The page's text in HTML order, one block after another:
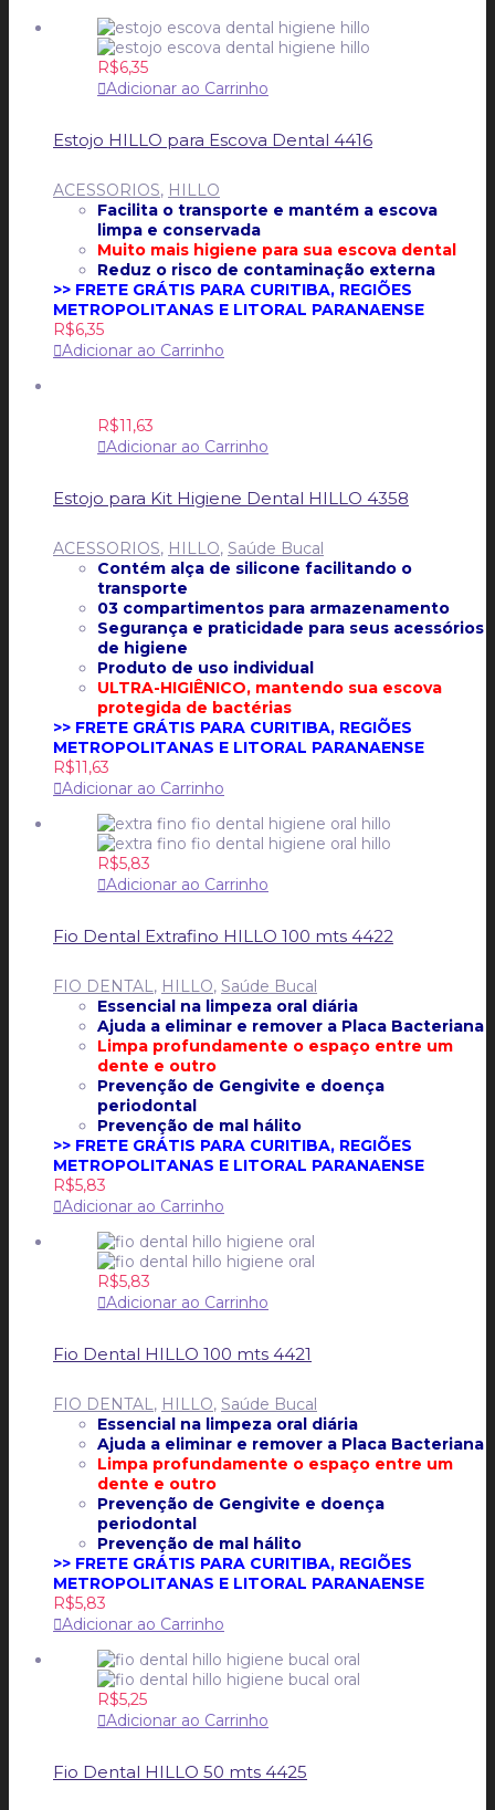
R$6,35
Adicionar ao Carrinho
Estojo HILLO para Escova Dental 4416
ACESSORIOS, HILLO
Facilita o transporte e mantém a escova
limpa e conservada
Muito mais higiene para sua escova dental
Reduz o risco de contaminação externa
>> FRETE GRÁTIS PARA CURITIBA, REGIÕES
METROPOLITANAS E LITORAL PARANAENSE
R$6,35
Adicionar ao Carrinho
R$11,63
Adicionar ao Carrinho
Estojo para Kit Higiene Dental HILLO 4358
ACESSORIOS, HILLO, Saúde Bucal
Contém alça de silicone facilitando o
transporte
03 compartimentos para armazenamento
Segurança e praticidade para seus acessórios
de higiene
Produto de uso individual
ULTRA-HIGIÊNICO, mantendo sua escova
protegida de bactérias
>> FRETE GRÁTIS PARA CURITIBA, REGIÕES
METROPOLITANAS E LITORAL PARANAENSE
R$11,63
Adicionar ao Carrinho
R$5,83
Adicionar ao Carrinho
Fio Dental Extrafino HILLO 100 mts 4422
FIO DENTAL, HILLO, Saúde Bucal
Essencial na limpeza oral diária
Ajuda a eliminar e remover a Placa Bacteriana
Limpa profundamente o espaço entre um
dente e outro
Prevenção de Gengivite e doença
periodontal
Prevenção de mal hálito
>> FRETE GRÁTIS PARA CURITIBA, REGIÕES
METROPOLITANAS E LITORAL PARANAENSE
R$5,83
Adicionar ao Carrinho
R$5,83
Adicionar ao Carrinho
Fio Dental HILLO 100 mts 4421
FIO DENTAL, HILLO, Saúde Bucal
Essencial na limpeza oral diária
Ajuda a eliminar e remover a Placa Bacteriana
Limpa profundamente o espaço entre um
dente e outro
Prevenção de Gengivite e doença
periodontal
Prevenção de mal hálito
>> FRETE GRÁTIS PARA CURITIBA, REGIÕES
METROPOLITANAS E LITORAL PARANAENSE
R$5,83
Adicionar ao Carrinho
R$5,25
Adicionar ao Carrinho
Fio Dental HILLO 50 mts 4425